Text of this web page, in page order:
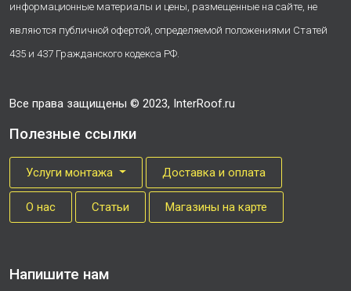
информационные материалы и цены, размещенные на сайте, не
являются публичной офертой, определяемой положениями Статей
435 и 437 Гражданского кодекса РФ.
Все права защищены © 2023, InterRoof.ru
Полезные ссылки
Услуги монтажа Доставка и оплата
О нас Cтатьи Магазины на карте
Напишите нам